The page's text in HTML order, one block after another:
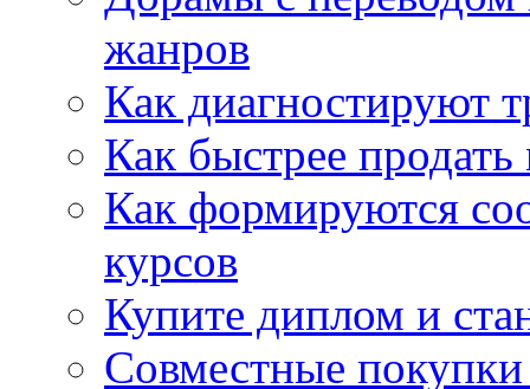
жанров
Как диагностируют
Как быстрее
Как формируются
курсов
Купите диплом и
Совместные